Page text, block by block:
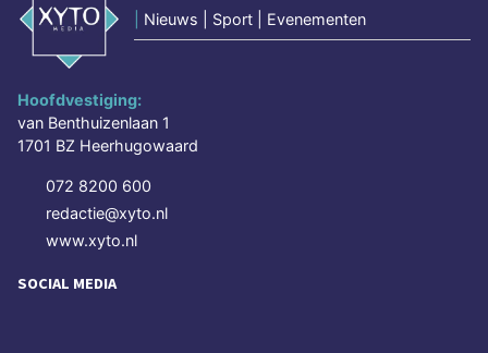
Nieuws | Sport | Evenementen
Hoofdvestiging:
van Benthuizenlaan 1
1701 BZ Heerhugowaard
072 8200 600
redactie@xyto.nl
www.xyto.nl
SOCIAL MEDIA